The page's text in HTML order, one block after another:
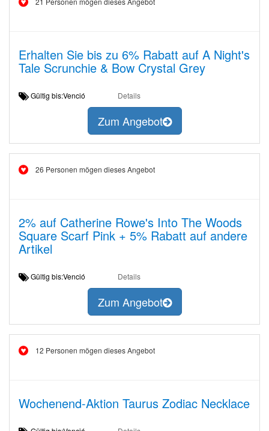
Erhalten Sie bis zu 6% Rabatt auf A Night's
Tale Scrunchie & Bow Crystal Grey
Gültig bis:Venció Details
Zum Angebot
26 Personen mögen dieses Angebot
2% auf Catherine Rowe's Into The Woods
Square Scarf Pink + 5% Rabatt auf andere
Artikel
Gültig bis:Venció Details
Zum Angebot
12 Personen mögen dieses Angebot
Wochenend-Aktion Taurus Zodiac Necklace